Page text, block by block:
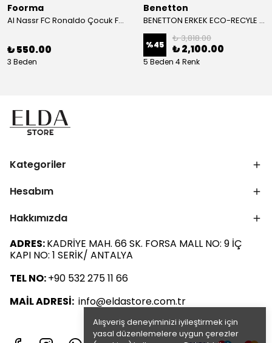
Alışveriş deneyiminizi iyileştirmek için
yasal düzenlemelere uygun çerezler
Foorma
Al Nassr FC Ronaldo Çocuk Forma 2'li Takım(Şort/T-Shirt)
₺ 550.00
3 Beden
Benetton
BENETTON ERKEK ECO-RECYLE DOLGULU PUFA YELEK
%45
₺ 3,818.00
₺ 2,100.00
5 Beden 4 Renk
Kategoriler
Hesabım
Hakkımızda
ADRES:KADRİYE MAH. 66 SK. FORSA MALL NO: 9 İÇ
KAPI NO: 1 SERİK/ ANTALYA
TEL NO:+90 532 275 11 66
MAİL ADRESİ: info@eldastore.com.tr